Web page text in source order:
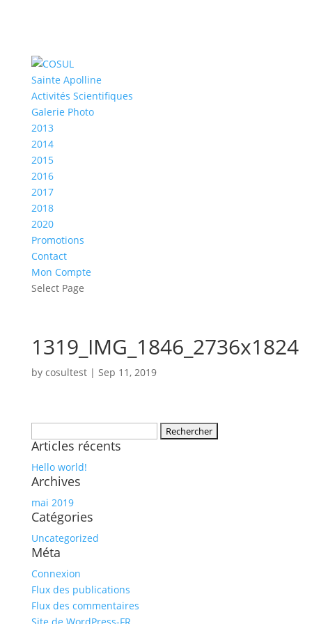
Sainte Apolline
Activités Scientifiques
Galerie Photo
2013
2014
2015
2016
2017
2018
2020
Promotions
Contact
Mon Compte
Select Page
1319_IMG_1846_2736x1824
by cosultest| Sep 11, 2019
Articles récents
Hello world!
Archives
mai 2019
Catégories
Uncategorized
Méta
Connexion
Flux des publications
Flux des commentaires